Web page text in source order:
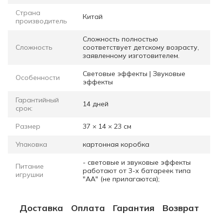
Страна
производитель
Китай
Сложность
Сложность полностью
соответствует детскому возрасту,
заявленному изготовителем.
Особенности
Световые эффекты | Звуковые
эффекты
Гарантийный
срок:
14 дней
Размер 37 × 14 × 23 см
Упаковка картонная коробка
Питание
игрушки
- световые и звуковые эффекты
работают от 3-х батареек типа
"АА" (не прилагаются);
Доставка Оплата Гарантия Возврат